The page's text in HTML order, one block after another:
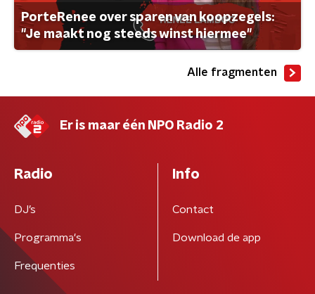
PorteRenee over sparen van koopzegels:
"Je maakt nog steeds winst hiermee"
Alle fragmenten
Er is maar één NPO Radio 2
Radio
DJ’s
Programma's
Frequenties
Info
Contact
Download de app